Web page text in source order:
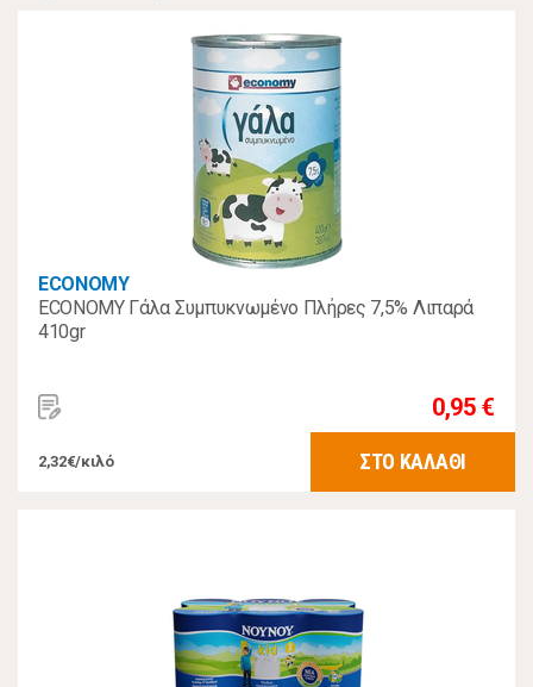
ECONOMY
ECONOMY Γάλα Συμπυκνωμένο Πλήρες 7,5% Λιπαρά
410gr
0,95 €
2,32€/κιλό ΣΤΟ ΚΑΛΑΘΙ